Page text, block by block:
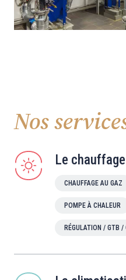
Nos
Le chauffage
CHAUFFAGE AU GAZ
POMPE À CHALEUR
RÉGULATION / GTB /